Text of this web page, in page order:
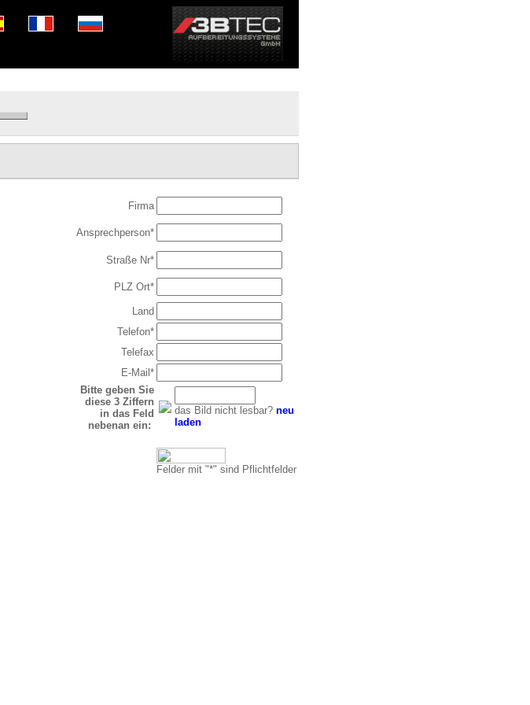
Firma
Ansprechperson*
Straße Nr*
PLZ Ort*
Land
Telefon*
Telefax
E-Mail*
Bitte geben Sie
diese 3 Ziffern
in das Feld
nebenan ein:
das Bild nicht lesbar? neu
laden
Felder mit "*" sind Pflichtfelder